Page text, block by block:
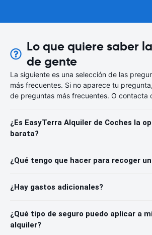
Lo que quiere saber
de gente
La siguiente es una selección de las
más frecuentes. Si no aparece tu
de preguntas más frecuentes. O contacta
¿Es EasyTerra Alquiler de Coches la
barata?
¿Qué tengo que hacer para recoger
¿Hay gastos adicionales?
¿Qué tipo de seguro puedo aplicar a
alquiler?